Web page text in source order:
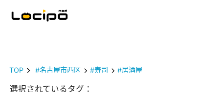
TOP #名古屋市西区 #寿司 #居酒屋
選択されているタグ：